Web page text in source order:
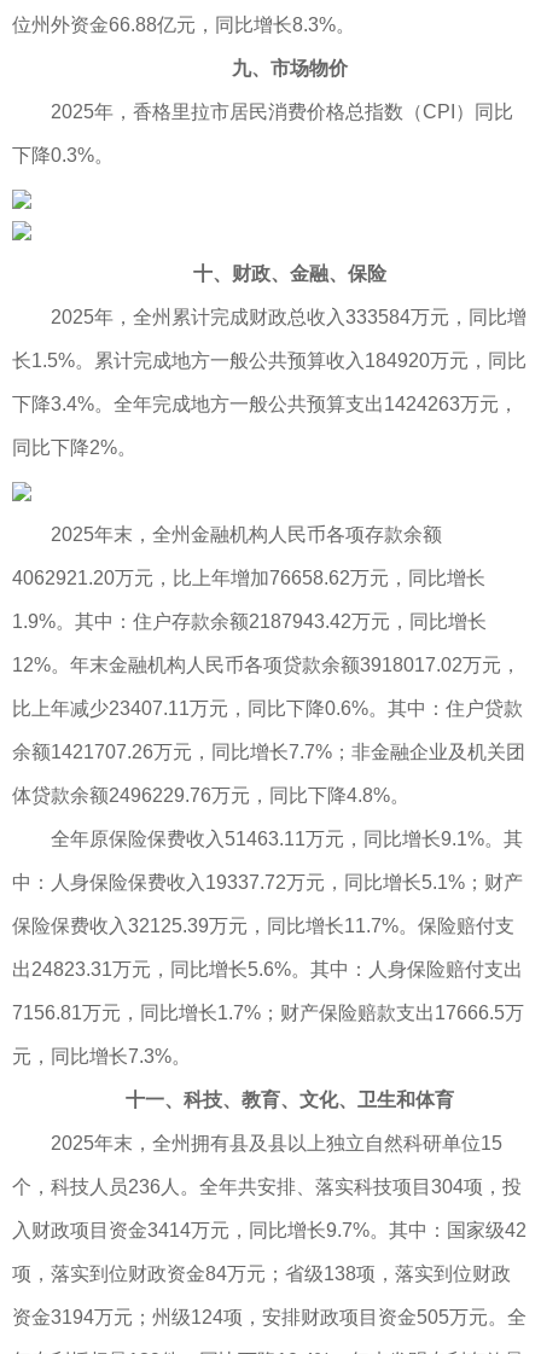
位州外资金66.88亿元，同比增长8.3%。
九、市场物价
2025年，香格里拉市居民消费价格总指数（CPI）同比
下降0.3%。
十、财政、金融、保险
2025年，全州累计完成财政总收入333584万元，同比增
长1.5%。累计完成地方一般公共预算收入184920万元，同比
下降3.4%。全年完成地方一般公共预算支出1424263万元，
同比下降2%。
2025年末，全州金融机构人民币各项存款余额
4062921.20万元，比上年增加76658.62万元，同比增长
1.9%。其中：住户存款余额2187943.42万元，同比增长
12%。年末金融机构人民币各项贷款余额3918017.02万元，
比上年减少23407.11万元，同比下降0.6%。其中：住户贷款
余额1421707.26万元，同比增长7.7%；非金融企业及机关团
体贷款余额2496229.76万元，同比下降4.8%。
全年原保险保费收入51463.11万元，同比增长9.1%。其
中：人身保险保费收入19337.72万元，同比增长5.1%；财产
保险保费收入32125.39万元，同比增长11.7%。保险赔付支
出24823.31万元，同比增长5.6%。其中：人身保险赔付支出
7156.81万元，同比增长1.7%；财产保险赔款支出17666.5万
元，同比增长7.3%。
十一、科技、教育、文化、卫生和体育
2025年末，全州拥有县及县以上独立自然科研单位15
个，科技人员236人。全年共安排、落实科技项目304项，投
入财政项目资金3414万元，同比增长9.7%。其中：国家级42
项，落实到位财政资金84万元；省级138项，落实到位财政
资金3194万元；州级124项，安排财政项目资金505万元。全